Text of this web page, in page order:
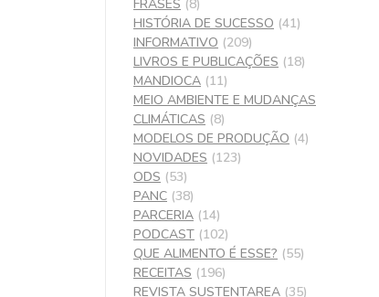
FRASES (8)
HISTÓRIA DE SUCESSO (41)
INFORMATIVO (209)
LIVROS E PUBLICAÇÕES (18)
MANDIOCA (11)
MEIO AMBIENTE E MUDANÇAS
CLIMÁTICAS (8)
MODELOS DE PRODUÇÃO (4)
NOVIDADES (123)
ODS (53)
PANC (38)
PARCERIA (14)
PODCAST (102)
QUE ALIMENTO É ESSE? (55)
RECEITAS (196)
REVISTA SUSTENTAREA (35)